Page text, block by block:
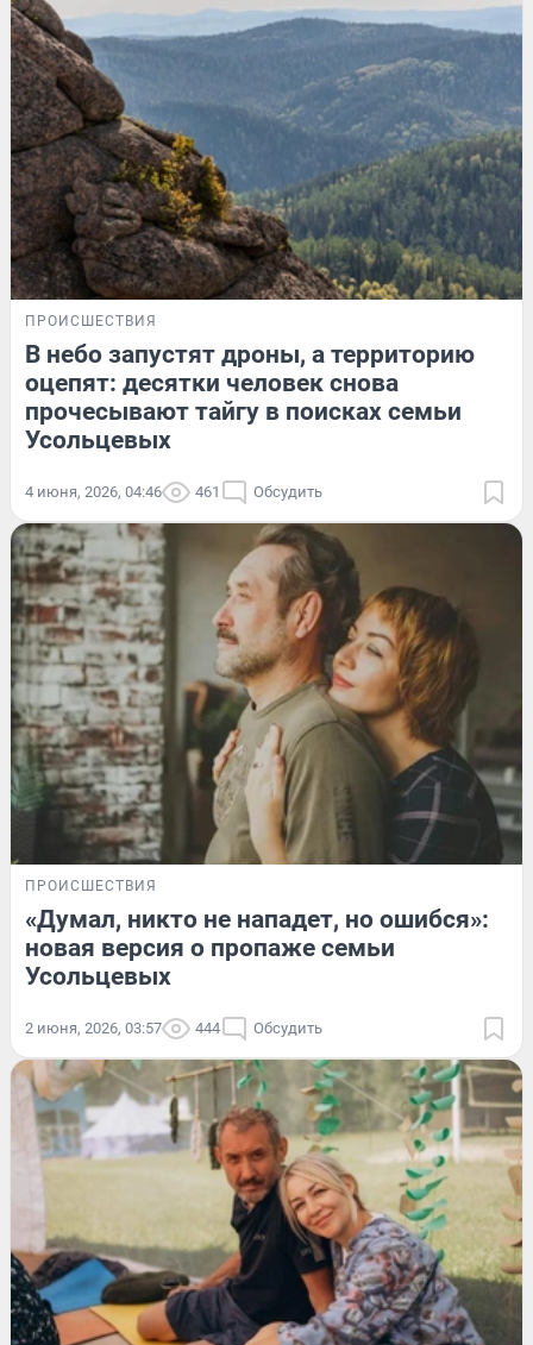
ПРОИСШЕСТВИЯ
В небо запустят дроны, а территорию
оцепят: десятки человек снова
прочесывают тайгу в поисках семьи
Усольцевых
4 июня, 2026, 04:46 461 Обсудить
ПРОИСШЕСТВИЯ
«Думал, никто не нападет, но ошибся»:
новая версия о пропаже семьи
Усольцевых
2 июня, 2026, 03:57 444 Обсудить